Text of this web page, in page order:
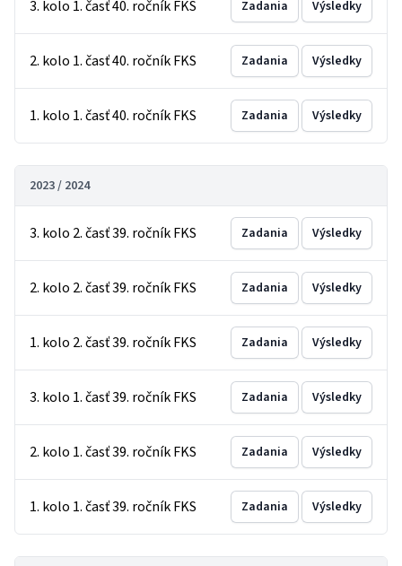
3. kolo 1. časť 40. ročník FKS Zadania Výsledky
2. kolo 1. časť 40. ročník FKS Zadania Výsledky
1. kolo 1. časť 40. ročník FKS Zadania Výsledky
2023 / 2024
3. kolo 2. časť 39. ročník FKS Zadania Výsledky
2. kolo 2. časť 39. ročník FKS Zadania Výsledky
1. kolo 2. časť 39. ročník FKS Zadania Výsledky
3. kolo 1. časť 39. ročník FKS Zadania Výsledky
2. kolo 1. časť 39. ročník FKS Zadania Výsledky
1. kolo 1. časť 39. ročník FKS Zadania Výsledky